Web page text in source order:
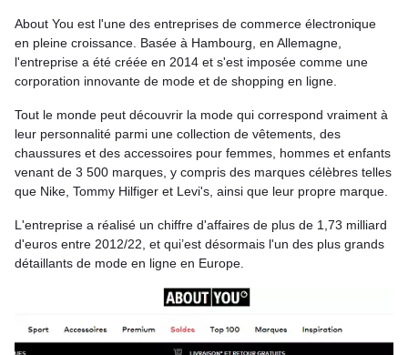
About You est l'une des entreprises de commerce électronique
en pleine croissance. Basée à Hambourg, en Allemagne,
l'entreprise a été créée en 2014 et s'est imposée comme une
corporation innovante de mode et de shopping en ligne.
Tout le monde peut découvrir la mode qui correspond vraiment à
leur personnalité parmi une collection de vêtements, des
chaussures et des accessoires pour femmes, hommes et enfants
venant de 3 500 marques, y compris des marques célèbres telles
que Nike, Tommy Hilfiger et Levi's, ainsi que leur propre marque.
L'entreprise a réalisé un chiffre d'affaires de plus de 1,73 milliard
d'euros entre 2012/22, et qui’est désormais l'un des plus grands
détaillants de mode en ligne en Europe.